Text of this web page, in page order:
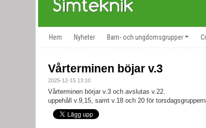
Hem Nyheter Barn- och ungdomsgrupper
Vårterminen böjar v.3
2025-12-15 13:10
Vårterminen börjar v.3 och avslutas v.22.
uppehåll v.9,15, samt v.18 och 20 för